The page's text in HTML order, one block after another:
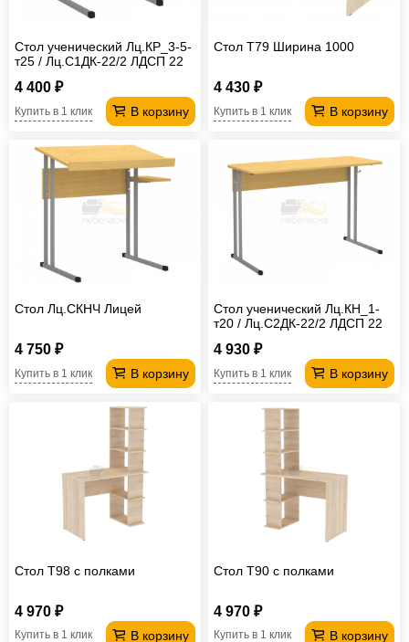
Стол ученический Лц.КР_3-5-
т25 / Лц.С1ДК-22/2 ЛДСП 22
4 400 ₽
В корзину
Купить в 1 клик
Стол T79 Ширина 1000
4 430 ₽
В корзину
Купить в 1 клик
Стол Лц.СКНЧ Лицей
4 750 ₽
В корзину
Купить в 1 клик
Стол ученический Лц.КН_1-
т20 / Лц.С2ДК-22/2 ЛДСП 22
4 930 ₽
В корзину
Купить в 1 клик
Стол T98 с полками
4 970 ₽
В корзину
Купить в 1 клик
Стол T90 с полками
4 970 ₽
В корзину
Купить в 1 клик